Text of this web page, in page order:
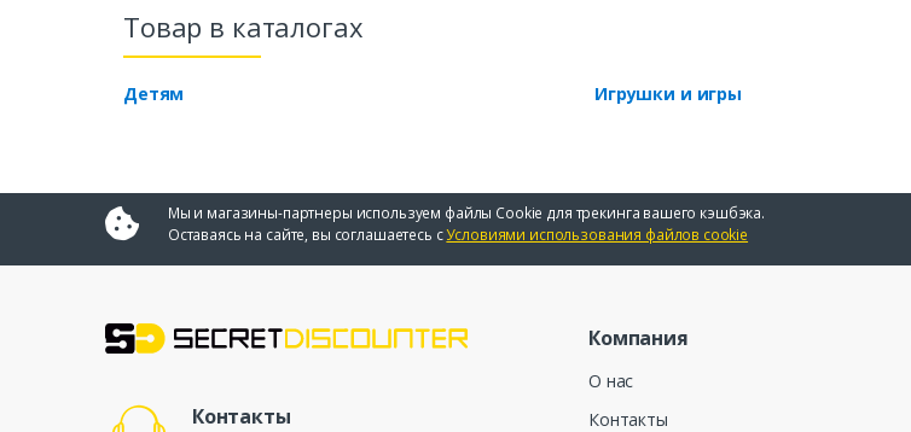
Товар в каталогах
Детям Игрушки и игры
Мы и магазины-партнеры используем файлы Cookie для трекинга вашего кэшбэка.
Оставаясь на сайте, вы соглашаетесь сУсловиями использования файлов cookie
Контакты
Компания
О нас
Контакты